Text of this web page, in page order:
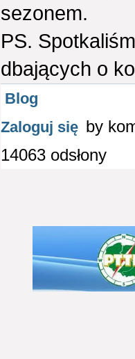
sezonem.
PS.
dbających o
Blog
Zaloguj się by
14063 odsłony